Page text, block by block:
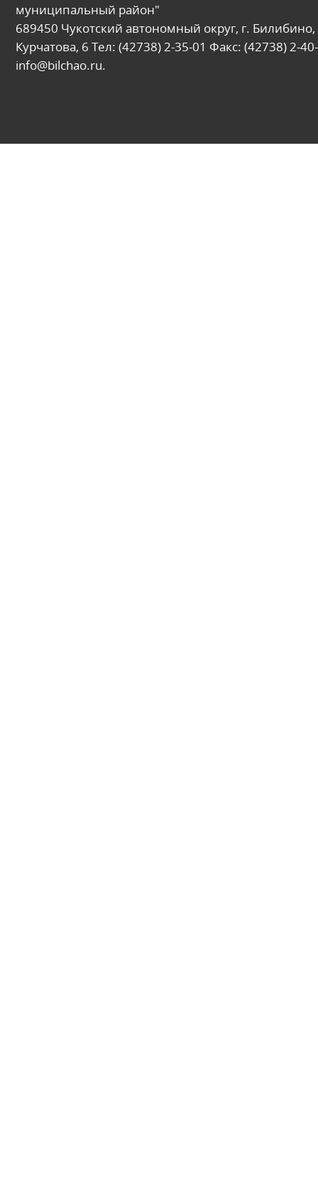
муниципальный район"
689450 Чукотский автономный округ, г. Билибино,
Курчатова, 6 Тел: (42738) 2-35-01 Факс: (42738) 2-
info@bilchao.ru.